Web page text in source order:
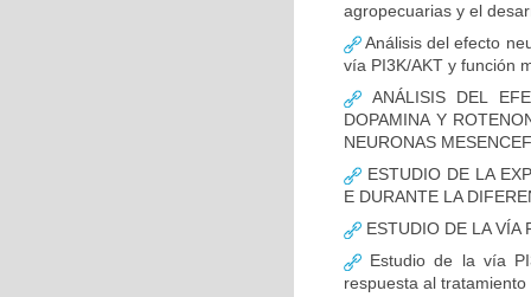
agropecuarias y el
Análisis del efecto
vía PI3K/AKT y función
ANÁLISIS DEL
DOPAMINA Y
NEURONAS
ESTUDIO DE LA
E DURANTE LA
ESTUDIO DE LA VÍA
Estudio de la vía
respuesta al tratamiento